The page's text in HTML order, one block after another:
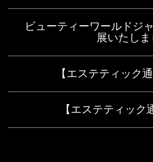
ビューティーワールドジ
展いたしま
【エステティック
【エステティック